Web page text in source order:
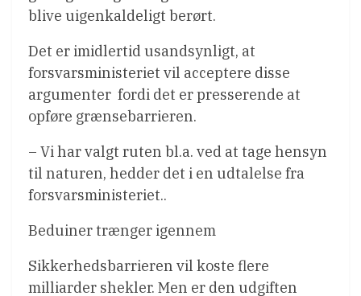
blive uigenkaldeligt berørt.
Det er imidlertid usandsynligt, at
forsvarsministeriet vil acceptere disse
argumenter  fordi det er presserende at
opføre grænsebarrieren.
– Vi har valgt ruten bl.a. ved at tage hensyn
til naturen, hedder det i en udtalelse fra
forsvarsministeriet..
Beduiner trænger igennem
Sikkerhedsbarrieren vil koste flere
milliarder shekler. Men er den udgiften